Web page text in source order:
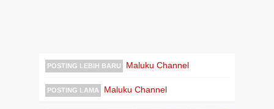
POSTING LEBIH BARU Maluku Channel
POSTING LAMA Maluku Channel